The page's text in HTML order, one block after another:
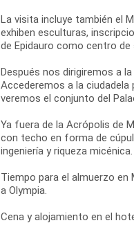
La visita incluye también el
exhiben esculturas,
de Epidauro como centro de
Después nos dirigiremos a
Accederemos a la
veremos el conjunto del
Ya fuera de la Acrópolis de
con techo en forma de
ingeniería y riqueza micénica.
Tiempo para el almuerzo en
a Olympia.
Cena y alojamiento en el